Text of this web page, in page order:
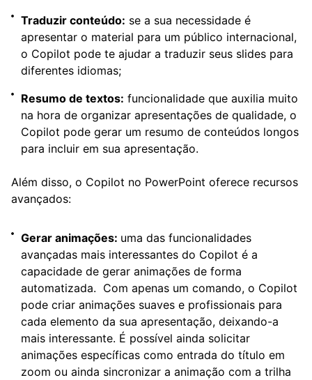
Traduzir conteúdo: se a sua necessidade é
apresentar o material para um público internacional,
o Copilot pode te ajudar a traduzir seus slides para
diferentes idiomas;
Resumo de textos: funcionalidade que auxilia muito
na hora de organizar apresentações de qualidade, o
Copilot pode gerar um resumo de conteúdos longos
para incluir em sua apresentação.
Além disso, o Copilot no PowerPoint oferece recursos
avançados:
Gerar animações: uma das funcionalidades
avançadas mais interessantes do Copilot é a
capacidade de gerar animações de forma
automatizada. Com apenas um comando, o Copilot
pode criar animações suaves e profissionais para
cada elemento da sua apresentação, deixando-a
mais interessante. É possível ainda solicitar
animações específicas como entrada do título em
zoom ou ainda sincronizar a animação com a trilha